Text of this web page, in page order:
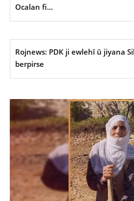
Ocalan fi...
Rojnews: PDK ji ewlehî û jiyana
berpirse